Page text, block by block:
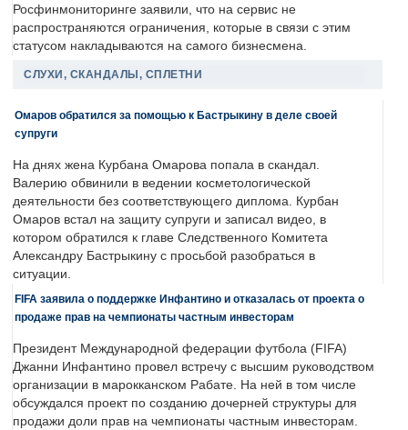
Росфинмониторинге заявили, что на сервис не
распространяются ограничения, которые в связи с этим
статусом накладываются на самого бизнесмена.
СЛУХИ, СКАНДАЛЫ, СПЛЕТНИ
Омаров обратился за помощью к Бастрыкину в деле своей
супруги
На днях жена Курбана Омарова попала в скандал.
Валерию обвинили в ведении косметологической
деятельности без соответствующего диплома. Курбан
Омаров встал на защиту супруги и записал видео, в
котором обратился к главе Следственного Комитета
Александру Бастрыкину с просьбой разобраться в
ситуации.
FIFA заявила о поддержке Инфантино и отказалась от проекта о
продаже прав на чемпионаты частным инвесторам
Президент Международной федерации футбола (FIFA)
Джанни Инфантино провел встречу с высшим руководством
организации в марокканском Рабате. На ней в том числе
обсуждался проект по созданию дочерней структуры для
продажи доли прав на чемпионаты частным инвесторам.